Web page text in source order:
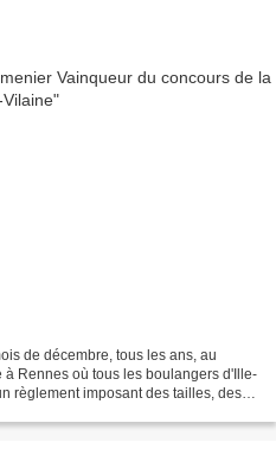
de décembre, tous les ans, au
Rennes où tous les boulangers d'Ille-
règlement imposant des tailles, des